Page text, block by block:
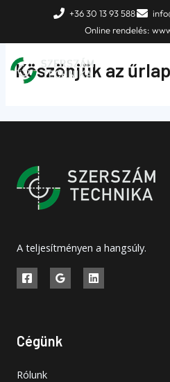
content
+36 30 13 93 588
Online rendelés:
Köszönjük az
A teljesítményen a hangsúly.
Cégünk
Rólunk